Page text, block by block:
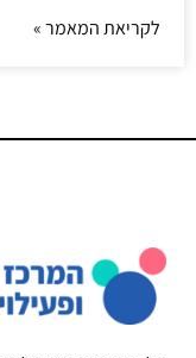
לקריאת המאמר »